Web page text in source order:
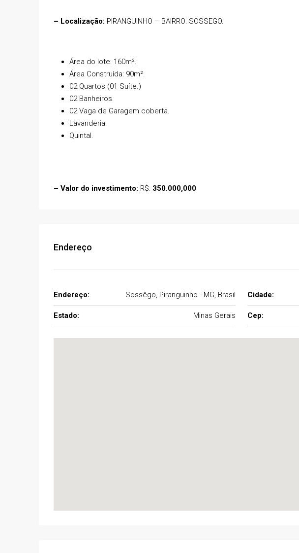
– Localização: PIRANGUINHO – BAIRRO: SOSSEGO.
Área do lote: 160m².
Área Construída: 90m².
02 Quartos (01 Suíte.)
02 Banheiros.
02 Vaga de Garagem coberta.
Lavanderia.
Quintal.
– Valor do investimento: R$: 350.000,000
Endereço
Endereço: Sossêgo, Piranguinho - MG, Brasil Cidade:
Estado: Minas Gerais Cep:
08 GARAGENS, CHURRASQUEIRA
Estrada de Acesso Carneiros, Piranguinho - MG,
Brasil
CASA